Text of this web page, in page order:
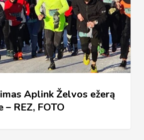
Aplink Želvos ežerą
– REZ, FOTO